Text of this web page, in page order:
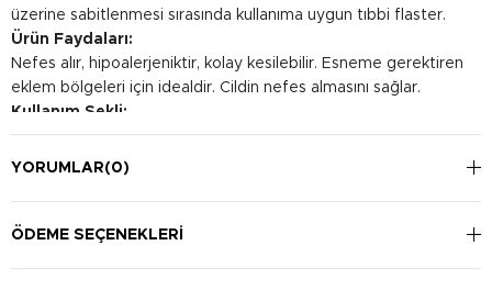
üzerine sabitlenmesi sırasında kullanıma uygun tıbbi flaster.
Ürün Faydaları:
Nefes alır, hipoalerjeniktir, kolay kesilebilir. Esneme gerektiren
eklem bölgeleri için idealdir. Cildin nefes almasını sağlar.
Kullanım Şekli:
Paketi dikkatlice açın. Flasteri germeden, temiz ve kuru cilde
uygulayın.
YORUMLAR(0)
ÖDEME SEÇENEKLERI